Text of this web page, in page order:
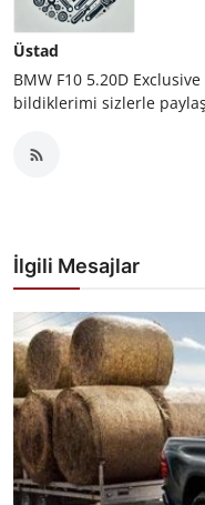
Üstad
BMW F10 5.20D
bildiklerimi sizlerle
İlgili Mesajlar